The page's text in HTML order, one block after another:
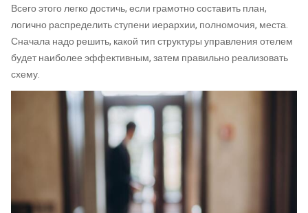
Всего этого легко достичь, если грамотно составить план,
логично распределить ступени иерархии, полномочия, места.
Сначала надо решить, какой тип структуры управления отелем
будет наиболее эффективным, затем правильно реализовать
схему.